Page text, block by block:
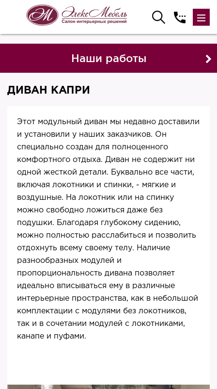
Наши работы
ДИВАН КАПРИ
Этот модульный диван мы недавно доставили
и установили у наших заказчиков. Он
специально создан для полноценного
комфортного отдыха. Диван не содержит ни
одной жесткой детали. Буквально все части,
включая локотники и спинки, - мягкие и
воздушные. На локотник или на спинку
можно свободно ложиться даже без
подушки. Благодаря глубокому сидению,
можно полностью расслабиться и позволить
отдохнуть всему своему телу. Наличие
разнообразных модулей и
пропорциональность дивана позволяет
идеально вписываться ему в различные
интерьерные пространства, как в небольшой
комплектации с модулями без локотников,
так и в сочетании модулей с локотниками,
канапе и пуфами.